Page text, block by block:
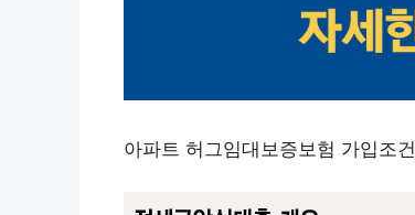
아파트 허그임대보증보험 가입조건